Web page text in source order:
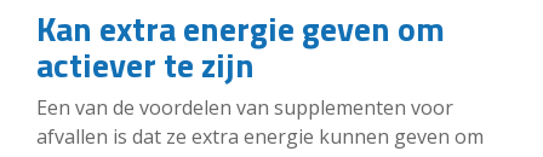
Kan extra energie geven om
actiever te zijn
Een van de voordelen van supplementen voor
afvallen is dat ze extra energie kunnen geven om